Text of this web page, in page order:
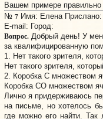
Вашем примере
№ 7Имя: Елена Прислано:
E-mail: Город:
Вопрос.Добрый день! У
за квалифицированную
1. Нет такого зрителя,
Нет такого зрителя,
2. Коробка С множеством
Коробка СО множеством
Лично я придерживаюсь
на письме, но хотелось
где можно его найти. Так